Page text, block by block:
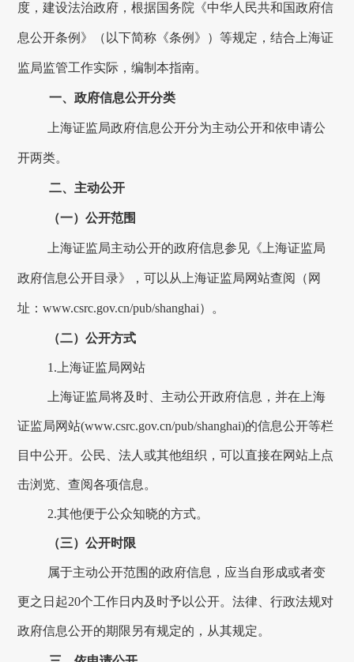
度，建设法治政府，根据国务院《中华人民共和国政府信
息公开条例》（以下简称《条例》）等规定，结合上海证
监局监管工作实际，编制本指南。
一、政府信息公开分类
上海证监局政府信息公开分为主动公开和依申请公
开两类。
二、主动公开
（一）公开范围
上海证监局主动公开的政府信息参见《上海证监局
政府信息公开目录》，可以从上海证监局网站查阅（网
址：www.csrc.gov.cn/pub/shanghai）。
（二）公开方式
1. 上海证监局网站
上海证监局将及时、主动公开政府信息，并在上海
证监局网站(www.csrc.gov.cn/pub/shanghai)的信息公开等栏
目中公开。公民、法人或其他组织，可以直接在网站上点
击浏览、查阅各项信息。
2.其他便于公众知晓的方式。
（三）公开时限
属于主动公开范围的政府信息，应当自形成或者变
更之日起20个工作日内及时予以公开。法律、行政法规对
政府信息公开的期限另有规定的，从其规定。